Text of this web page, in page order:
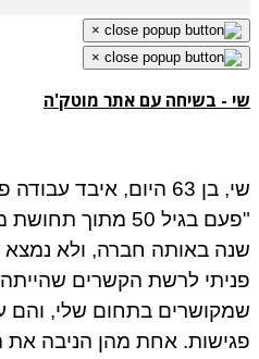
×
×
שי - בשיחה עם אתר מוטק'ה
שי, בן 63 היום, איבד
שנה באותה חברה, ולא נמצא
פניתי לרשת הקשרים שהייתה
שמקושרים בתחום שלי, והם
פגישות. אחת מהן הניבה